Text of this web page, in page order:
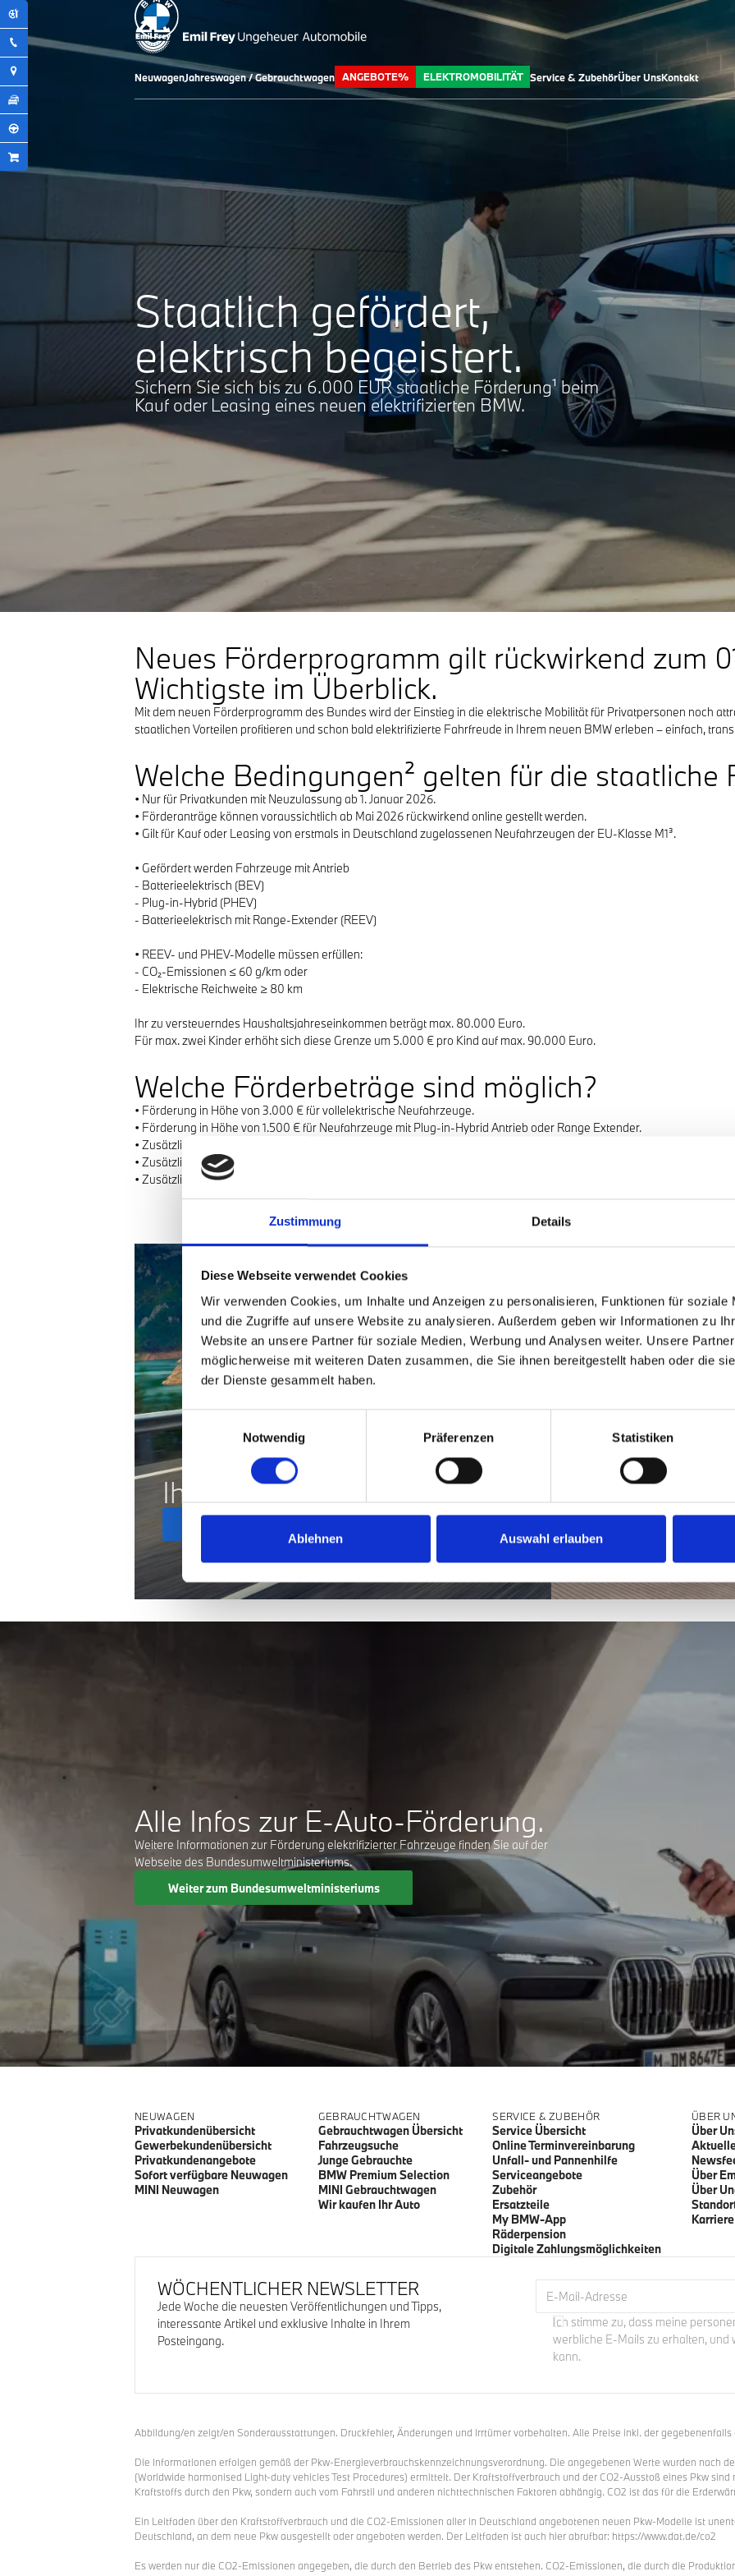
Zustimmung Details
Diese Webseite verwendet Cookies
Wir verwenden Cookies, um Inhalte und Anzeigen zu personalisieren, Funktionen für soziale
und die Zugriffe auf unsere Website zu analysieren. Außerdem geben wir Informationen zu
Website an unsere Partner für soziale Medien, Werbung und Analysen weiter. Unsere
möglicherweise mit weiteren Daten zusammen, die Sie ihnen bereitgestellt haben oder die
der Dienste gesammelt haben.
Einwilligungsauswahl
Notwendig
Präferenzen Statistiken
Ablehnen Auswahl erlauben
NeuwagenJahreswagen / Gebrauchtwagen ANGEBOTE% ELEKTROMOBILITÄT Service & ZubehörÜber UnsKontakt
Staatlich gefördert,
elektrisch begeistert.
Sichern Sie sich bis zu 6.000 EUR staatliche Förderung¹ beim
Kauf oder Leasing eines neuen elektrifizierten BMW.
Neues Förderprogramm gilt rückwirkend zum
Wichtigste im Überblick.
Mit dem neuen Förderprogramm des Bundes wird der Einstieg in die elektrische Mobilität für Privatpersonen noch
staatlichen Vorteilen profitieren und schon bald elektrifizierte Fahrfreude in Ihrem neuen BMW erleben – einfach,
Welche Bedingungen² gelten für die staatliche
• Nur für Privatkunden mit Neuzulassung ab 1. Januar 2026.
• Förderanträge können voraussichtlich ab Mai 2026 rückwirkend online gestellt werden.
• Gilt für Kauf oder Leasing von erstmals in Deutschland zugelassenen Neufahrzeugen der EU-Klasse M1³.
• Gefördert werden Fahrzeuge mit Antrieb
- Batterieelektrisch (BEV)
- Plug-in-Hybrid (PHEV)
- Batterieelektrisch mit Range-Extender (REEV)
• REEV- und PHEV-Modelle müssen erfüllen:
- CO₂-Emissionen ≤ 60 g/km oder
- Elektrische Reichweite ≥ 80 km
Ihr zu versteuerndes Haushaltsjahreseinkommen beträgt max. 80.000 Euro.
Für max. zwei Kinder erhöht sich diese Grenze um 5.000 € pro Kind auf max. 90.000 Euro.
Welche Förderbeträge sind möglich?
• Förderung in Höhe von 3.000 € für vollelektrische Neufahrzeuge.
• Förderung in Höhe von 1.500 € für Neufahrzeuge mit Plug-in-Hybrid Antrieb oder Range Extender.
• Zusätzlich 1.000 €, wenn Ihr zu versteuerndes Jahreshaushaltseinkommen zwischen 45.001 bis 60.000 € liegt.
• Zusätzlich 2.000 €, wenn Ihr zu versteuerndes Jahreshaushaltseinkommen bei max. 45.000 € liegt.
• Zusätzlicher Kinderbonus von max. 1.000 € (500 € pro Kind).
Ihr neues BMW Elektroauto
hr neuer
Hybdrid.
Alle Infos zur E-Auto-Förderung.
Weitere Informationen zur Förderung elektrifizierter Fahrzeuge finden Sie auf der
Webseite des Bundesumweltministeriums.
Weiter zum Bundesumweltministeriums
NEUWAGEN
Privatkundenübersicht
Gewerbekundenübersicht
Privatkundenangebote
Sofort verfügbare Neuwagen
MINI Neuwagen
GEBRAUCHTWAGEN
Gebrauchtwagen Übersicht
Fahrzeugsuche
Junge Gebrauchte
BMW Premium Selection
MINI Gebrauchtwagen
Wir kaufen Ihr Auto
SERVICE & ZUBEHÖR
Service Übersicht
Online Terminvereinbarung
Unfall- und Pannenhilfe
Serviceangebote
Zubehör
Ersatzteile
My BMW-App
Räderpension
Digitale Zahlungsmöglichkeiten
ÜBER
Über
Über
Über
Karriere
WÖCHENTLICHER NEWSLETTER
Jede Woche die neuesten Veröffentlichungen und Tipps,
interessante Artikel und exklusive Inhalte in Ihrem
Posteingang.
Ich stimme zu, dass meine
werbliche E-Mails zu erhalten, und
kann.
Abbildung/en zeigt/en Sonderausstattungen. Druckfehler, Änderungen und Irrtümer vorbehalten. Alle Preise inkl. der
Die Informationen erfolgen gemäß der Pkw-Energieverbrauchskennzeichnungsverordnung. Die angegebenen Werte wurden nach
(Worldwide harmonised Light-duty vehicles Test Procedures) ermittelt. Der Kraftstoffverbrauch und der CO2-Ausstoß eines Pkw
Kraftstoffs durch den Pkw, sondern auch vom Fahrstil und anderen nichttechnischen Faktoren abhängig. CO2 ist das für die
Ein Leitfaden über den Kraftstoffverbrauch und die CO2-Emissionen aller in Deutschland angebotenen neuen Pkw-Modelle ist
Deutschland, an dem neue Pkw ausgestellt oder angeboten werden. Der Leitfaden ist auch hier abrufbar: https://www.dat.de/co2
Es werden nur die CO2-Emissionen angegeben, die durch den Betrieb des Pkw entstehen. CO2-Emissionen, die durch die